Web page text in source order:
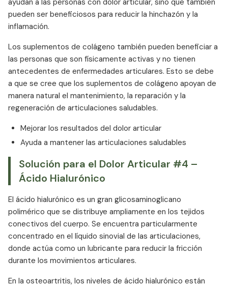
ayudan a las personas con dolor articular, sino que también
pueden ser beneficiosos para reducir la hinchazón y la
inflamación.
Los suplementos de colágeno también pueden beneficiar a
las personas que son físicamente activas y no tienen
antecedentes de enfermedades articulares. Esto se debe
a que se cree que los suplementos de colágeno apoyan de
manera natural el mantenimiento, la reparación y la
regeneración de articulaciones saludables.
Mejorar los resultados del dolor articular
Ayuda a mantener las articulaciones saludables
Solución para el Dolor Articular #4 –
Ácido Hialurónico
El ácido hialurónico es un gran glicosaminoglicano
polimérico que se distribuye ampliamente en los tejidos
conectivos del cuerpo. Se encuentra particularmente
concentrado en el líquido sinovial de las articulaciones,
donde actúa como un lubricante para reducir la fricción
durante los movimientos articulares.
En la osteoartritis, los niveles de ácido hialurónico están